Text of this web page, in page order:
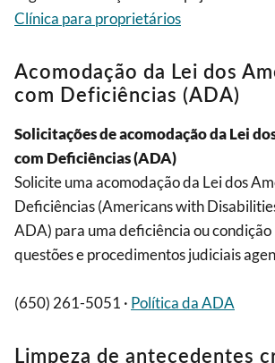
Clínica para proprietários
Acomodação da Lei dos
com Deficiências (ADA)
Solicitações de acomodação da Lei
com Deficiências (ADA)
Solicite uma acomodação da Lei dos
Deficiências (Americans with
ADA) para uma deficiência ou
questões e procedimentos judiciais
(650) 261-5051 · Política da ADA
Limpeza de antecedentes